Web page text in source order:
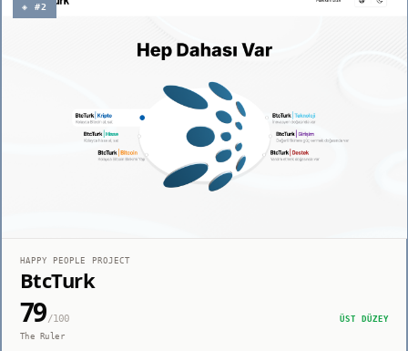
◈ #2
HAPPY PEOPLE PROJECT
BtcTurk
79/100
ÜST DÜZEY
The Ruler